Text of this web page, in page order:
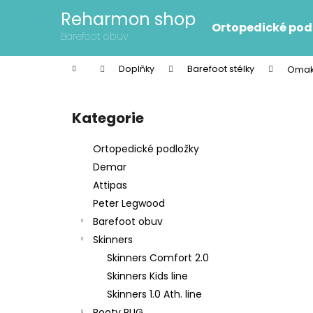
Reharmon shop
Barefoot obuv
Ortopedické
Domů Doplňky Barefoot stélky
Přeskočit
kategorie
Kategorie
Ortopedické podložky
Demar
Attipas
Peter Legwood
Barefoot obuv
Skinners
Skinners Comfort 2.0
Skinners Kids line
Skinners 1.0 Ath. line
í
Zpět
do
Zpět
do